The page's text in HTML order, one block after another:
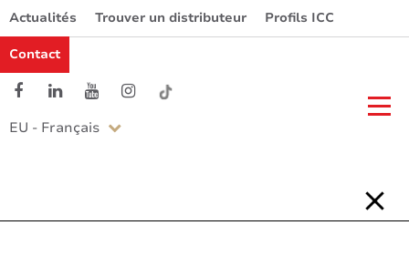
Actualités Trouver un distributeur Profils ICC
Contact
EU - Français